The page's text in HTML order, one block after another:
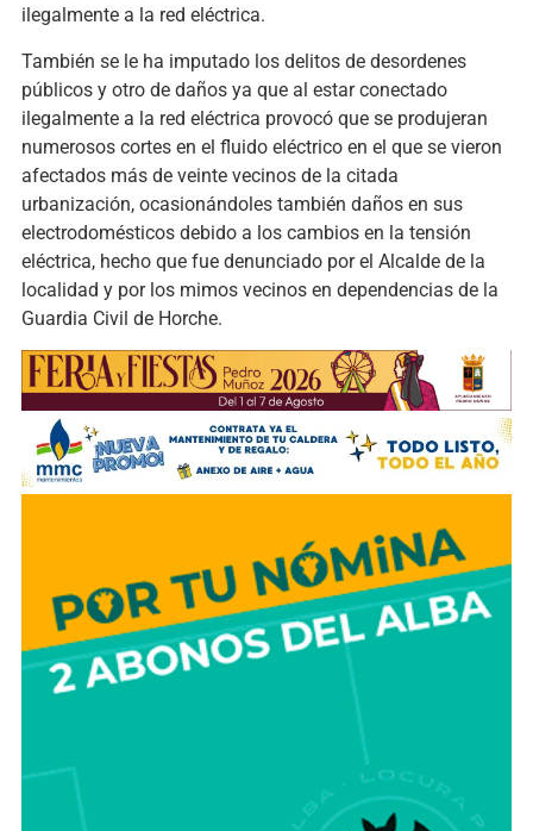
ilegalmente a la red eléctrica.
También se le ha imputado los delitos de desordenes
públicos y otro de daños ya que al estar conectado
ilegalmente a la red eléctrica provocó que se produjeran
numerosos cortes en el fluido eléctrico en el que se vieron
afectados más de veinte vecinos de la citada
urbanización, ocasionándoles también daños en sus
electrodomésticos debido a los cambios en la tensión
eléctrica, hecho que fue denunciado por el Alcalde de la
localidad y por los mimos vecinos en dependencias de la
Guardia Civil de Horche.